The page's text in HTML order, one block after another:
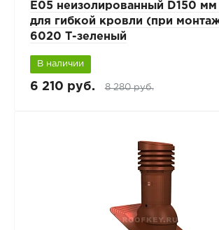
E05 неизолированный D150
для гибкой кровли (при
6020 Т-зеленый
В наличии
6 210 руб. 8 280 руб.